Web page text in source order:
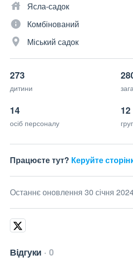
Ясла-садок
Комбінований
Міський садок
273
дитини
14
осіб персоналу
12
Працюєте тут? Керуйте
Останнє оновлення 30 січня
Відгуки 0